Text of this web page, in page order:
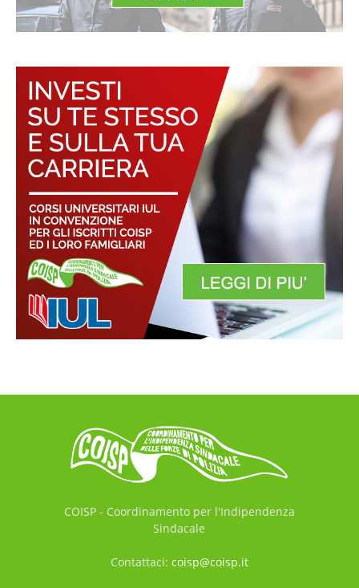
COISP - Coordinamento per l'Indipendenza
Sindacale
Contattaci: coisp@coisp.it